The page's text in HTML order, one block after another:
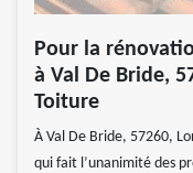
Pour la
à Val De Bride,
Toiture
À Val De Bride, 57260,
qui fait l’unanimité des